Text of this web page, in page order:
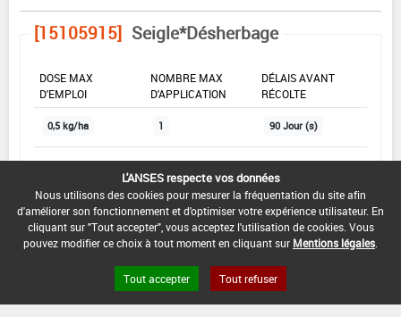
[15105915] Seigle*Désherbage
DOSE MAX
D'EMPLOI
NOMBRE MAX
D'APPLICATION
DÉLAIS AVANT
RÉCOLTE
0,5 kg/ha 1 90 Jour (s)
INTERVALLE MINIMUM ENTRE APPLICATIONS :
-
DATE DE RETRAIT DE L'USAGE :
DATE DE FIN DE DISTRIBUTION :
30/09/2018
L'ANSES respecte vos données
Nous utilisons des cookies pour mesurer la fréquentation du site afin
d'améliorer son fonctionnement et d'optimiser votre expérience utilisateur. En
cliquant sur "Tout accepter", vous acceptez l'utilisation de cookies. Vous
pouvez modifier ce choix à tout moment en cliquant sur Mentions légales
Tout accepter Tout refuser